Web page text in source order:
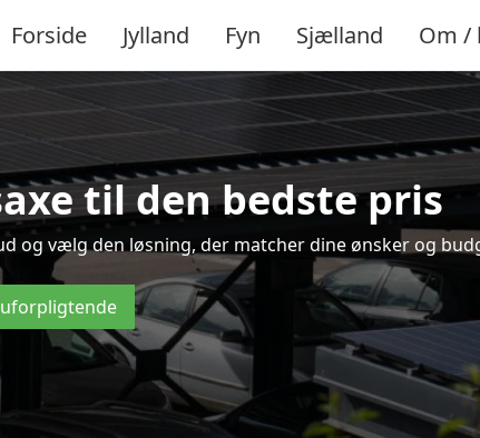
Forside Jylland Fyn Sjælland Om /
til den bedste pris
og vælg den løsning, der matcher dine ønsker og